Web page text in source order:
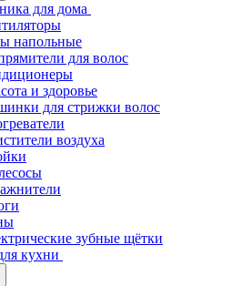
для дома
напольные
для волос
и здоровье
для стрижки волос
воздуха
зубные щётки
кухни